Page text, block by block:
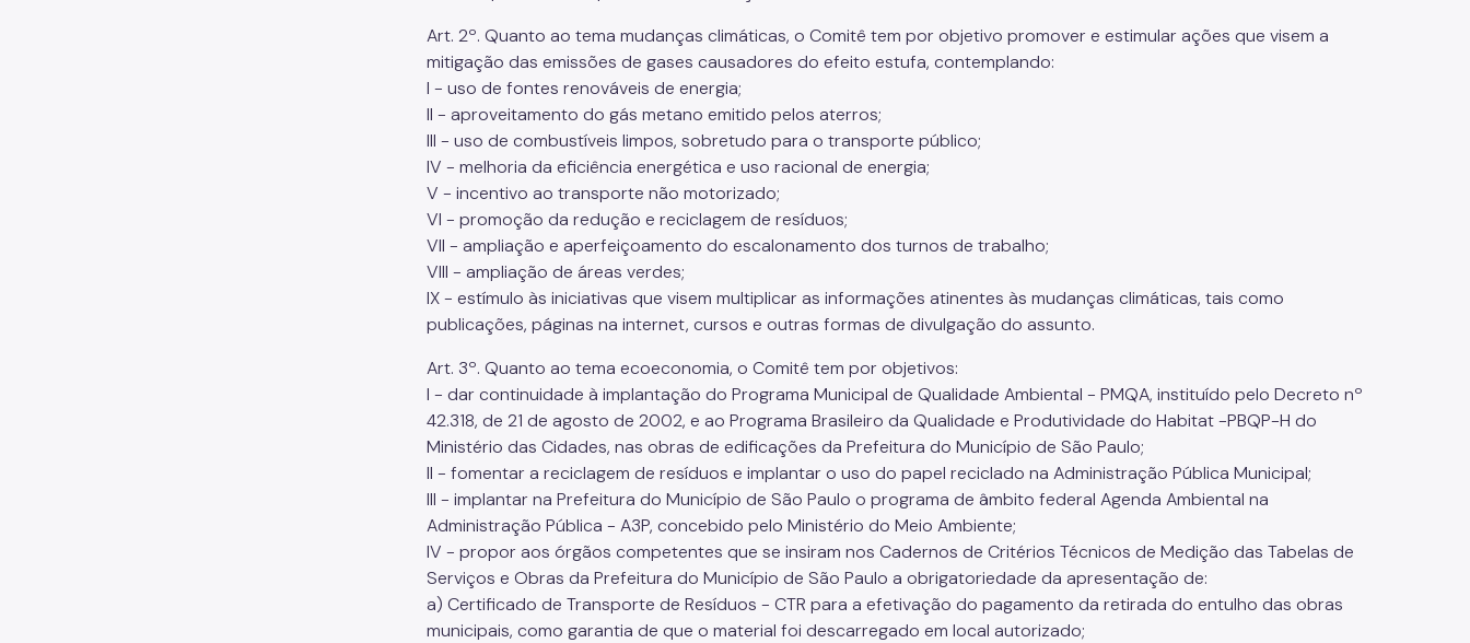
Art. 2º. Quanto ao tema mudanças climáticas, o Comitê tem por objetivo promover e estimular ações que visem a
mitigação das emissões de gases causadores do efeito estufa, contemplando:
I - uso de fontes renováveis de energia;
II - aproveitamento do gás metano emitido pelos aterros;
III - uso de combustíveis limpos, sobretudo para o transporte público;
IV - melhoria da eficiência energética e uso racional de energia;
V - incentivo ao transporte não motorizado;
VI - promoção da redução e reciclagem de resíduos;
VII - ampliação e aperfeiçoamento do escalonamento dos turnos de trabalho;
VIII - ampliação de áreas verdes;
IX - estímulo às iniciativas que visem multiplicar as informações atinentes às mudanças climáticas, tais como
publicações, páginas na internet, cursos e outras formas de divulgação do assunto.
Art. 3º. Quanto ao tema ecoeconomia, o Comitê tem por objetivos:
I - dar continuidade à implantação do Programa Municipal de Qualidade Ambiental - PMQA, instituído pelo Decreto nº
42.318, de 21 de agosto de 2002, e ao Programa Brasileiro da Qualidade e Produtividade do Habitat -PBQP-H do
Ministério das Cidades, nas obras de edificações da Prefeitura do Município de São Paulo;
II - fomentar a reciclagem de resíduos e implantar o uso do papel reciclado na Administração Pública Municipal;
III - implantar na Prefeitura do Município de São Paulo o programa de âmbito federal Agenda Ambiental na
Administração Pública - A3P, concebido pelo Ministério do Meio Ambiente;
IV - propor aos órgãos competentes que se insiram nos Cadernos de Critérios Técnicos de Medição das Tabelas de
Serviços e Obras da Prefeitura do Município de São Paulo a obrigatoriedade da apresentação de:
a) Certificado de Transporte de Resíduos - CTR para a efetivação do pagamento da retirada do entulho das obras
municipais, como garantia de que o material foi descarregado em local autorizado;